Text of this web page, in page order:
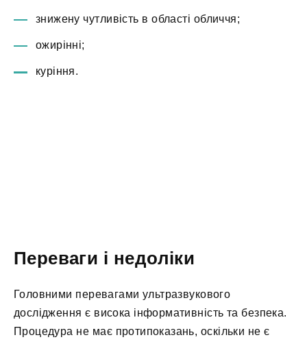
знижену чутливість в області обличчя;
ожирінні;
куріння.
Переваги і недоліки
Головними перевагами ультразвукового
дослідження є висока інформативність та безпека.
Процедура не має протипоказань, оскільки не є